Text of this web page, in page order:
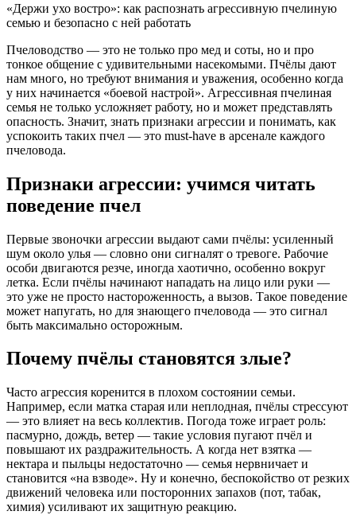
«Держи ухо востро»: как распознать агрессивную пчелиную
семью и безопасно с ней работать
Пчеловодство — это не только про мед и соты, но и про
тонкое общение с удивительными насекомыми. Пчёлы дают
нам много, но требуют внимания и уважения, особенно когда
у них начинается «боевой настрой». Агрессивная пчелиная
семья не только усложняет работу, но и может представлять
опасность. Значит, знать признаки агрессии и понимать, как
успокоить таких пчел — это must-have в арсенале каждого
пчеловода.
Признаки агрессии: учимся читать
поведение пчел
Первые звоночки агрессии выдают сами пчёлы: усиленный
шум около улья — словно они сигналят о тревоге. Рабочие
особи двигаются резче, иногда хаотично, особенно вокруг
летка. Если пчёлы начинают нападать на лицо или руки —
это уже не просто настороженность, а вызов. Такое поведение
может напугать, но для знающего пчеловода — это сигнал
быть максимально осторожным.
Почему пчёлы становятся злые?
Часто агрессия коренится в плохом состоянии семьи.
Например, если матка старая или неплодная, пчёлы стрессуют
— это влияет на весь коллектив. Погода тоже играет роль:
пасмурно, дождь, ветер — такие условия пугают пчёл и
повышают их раздражительность. А когда нет взятка —
нектара и пыльцы недостаточно — семья нервничает и
становится «на взводе». Ну и конечно, беспокойство от резких
движений человека или посторонних запахов (пот, табак,
химия) усиливают их защитную реакцию.